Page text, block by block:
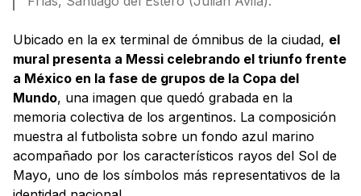
Ubicado en la ex terminal de ómnibus de la ciudad, el
mural presenta a Messi celebrando el triunfo frente
a México en la fase de grupos de la Copa del
Mundo, una imagen que quedó grabada en la
memoria colectiva de los argentinos. La composición
muestra al futbolista sobre un fondo azul marino
acompañado por los característicos rayos del Sol de
Mayo, uno de los símbolos más representativos de la